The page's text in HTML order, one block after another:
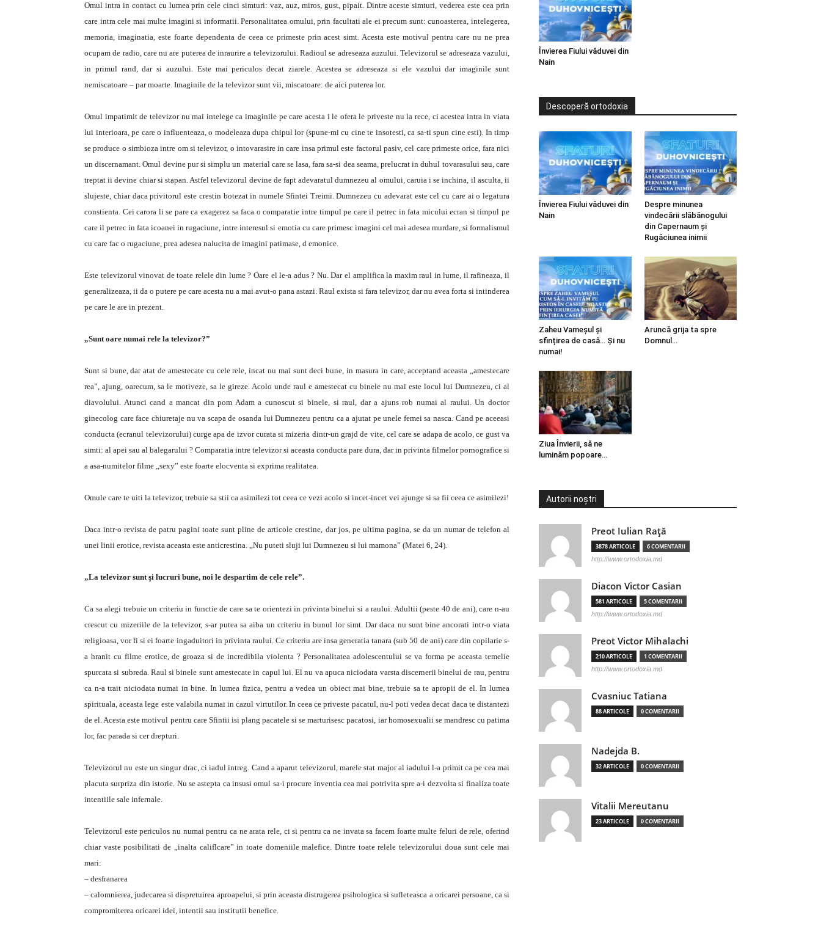
Omul intra in contact cu lumea prin cele cinci simturi: vaz, auz, miros, gust, pipait. Dintre aceste simturi, vederea este cea prin
care intra cele mai multe imagini si informatii. Personalitatea omului, prin facultati ale ei precum sunt: cunoasterea, intelegerea,
memoria, imaginatia, este foarte dependenta de ceea ce primeste prin acest simt. Acesta este motivul pentru care nu ne prea
ocupam de radio, care nu are puterea de inraurire a televizorului. Radioul se adreseaza auzului. Televizorul se adreseaza vazului,
in primul rand, dar si auzului. Este mai periculos decat ziarele. Acestea se adreseaza si ele vazului dar imaginile sunt
nemiscatoare – par moarte. Imaginile de la televizor sunt vii, miscatoare: de aici puterea lor.
Omul impatimit de televizor nu mai intelege ca imaginile pe care acesta i le ofera le priveste nu la rece, ci acestea intra in viata
lui interioara, pe care o influenteaza, o modeleaza dupa chipul lor (spune-mi cu cine te insotesti, ca sa-ti spun cine esti). In timp
se produce o simbioza intre om si televizor, o intovarasire in care insa primul este factorul pasiv, cel care primeste orice, fara nici
un discernamant. Omul devine pur si simplu un material care se lasa, fara sa-si dea seama, prelucrat in duhul tovarasului sau, care
treptat ii devine chiar si stapan. Astfel televizorul devine de fapt adevaratul dumnezeu al omului, caruia i se inchina, il asculta, ii
slujeste, chiar daca privitorul este crestin botezat in numele Sfintei Treimi. Dumnezeu cu adevarat este cel cu care ai o legatura
constienta. Cei carora li se pare ca exagerez sa faca o comparatie intre timpul pe care il petrec in fata micului ecran si timpul pe
care il petrec in fata icoanei in rugaciune, intre interesul si emotia cu care primesc imagini cel mai adesea murdare, si formalismul
cu care fac o rugaciune, prea adesea nalucita de imagini patimase, d emonice.
Este televizorul vinovat de toate relele din lume ? Oare el le-a adus ? Nu. Dar el amplifica la maxim raul in lume, il rafineaza, il
generalizeaza, ii da o putere pe care acesta nu a mai avut-o pana astazi. Raul exista si fara televizor, dar nu avea forta si intinderea
pe care le are in prezent.
„Sunt oare numai rele la televizor?”
Sunt si bune, dar atat de amestecate cu cele rele, incat nu mai sunt deci bune, in masura in care, acceptand aceasta „amestecare
rea”, ajung, oarecum, sa le motiveze, sa le gireze. Acolo unde raul e amestecat cu binele nu mai este locul lui Dumnezeu, ci al
diavolului. Atunci cand a mancat din pom Adam a cunoscut si binele, si raul, dar a ajuns rob numai al raului. Un doctor
ginecolog care face chiuretaje nu va scapa de osanda lui Dumnezeu pentru ca a ajutat pe unele femei sa nasca. Cand pe aceeasi
conducta (ecranul televizorului) curge apa de izvor curata si mizeria dintr-un grajd de vite, cel care se adapa de acolo, ce gust va
simti: al apei sau al balegarului ? Comparatia intre televizor si aceasta conducta pare dura, dar in privinta filmelor pornografice si
a asa-numitelor filme „sexy” este foarte elocventa si exprima realitatea.
Omule care te uiti la televizor, trebuie sa stii ca asimilezi tot ceea ce vezi acolo si incet-incet vei ajunge si sa fii ceea ce asimilezi!
Daca intr-o revista de patru pagini toate sunt pline de articole crestine, dar jos, pe ultima pagina, se da un numar de telefon al
unei linii erotice, revista aceasta este anticrestina. „Nu puteti sluji lui Dumnezeu si lui mamona” (Matei 6, 24).
„La televizor sunt şi lucruri bune, noi le despartim de cele rele”.
Ca sa alegi trebuie un criteriu in functie de care sa te orientezi in privinta binelui si a raului. Adultii (peste 40 de ani), care n-au
crescut cu mizeriile de la televizor, s-ar putea sa aiba un criteriu in bunul lor simt. Dar daca nu sunt bine ancorati intr-o viata
religioasa, vor fi si ei foarte ingaduitori in privinta raului. Ce criteriu are insa generatia tanara (sub 50 de ani) care din copilarie s-
a hranit cu filme erotice, de groaza si de incredibila violenta ? Personalitatea adolescentului se va forma pe aceasta temelie
spurcata si subreda. Raul si binele sunt amestecate in capul lui. El nu va apuca niciodata varsta discernerii binelui de rau, pentru
ca n-a trait niciodata numai in bine. In lumea fizica, pentru a vedea un obiect mai bine, trebuie sa te apropii de el. In lumea
spirituala, aceasta lege este valabila numai in cazul virtutilor. In ceea ce priveste pacatul, nu-l poti vedea decat daca te distantezi
de el. Acesta este motivul pentru care Sfintii isi plang pacatele si se marturisesc pacatosi, iar homosexualii se mandresc cu patima
lor, fac parada si cer drepturi.
Televizorul nu este un singur drac, ci iadul intreg. Cand a aparut televizorul, marele stat major al iadului l-a primit ca pe cea mai
placuta surpriza din istorie. Nu se astepta ca insusi omul sa-i procure inventia cea mai potrivita spre a-i dezvolta si finaliza toate
intentiile sale infernale.
Televizorul este periculos nu numai pentru ca ne arata rele, ci si pentru ca ne invata sa facem foarte multe feluri de rele, oferind
chiar vaste posibilitati de „inalta califlcare” in toate domeniile malefice. Dintre toate relele televizorului doua sunt cele mai
mari:
– desfranarea
– calomnierea, judecarea si dispretuirea aproapelui, si prin aceasta distrugerea psihologica si sufleteasca a oricarei persoane, ca si
compromiterea oricarei idei, intentii sau institutii benefice.
Învierea Fiului văduvei din
Nain
Descoperă ortodoxia
Învierea Fiului văduvei din
Nain
Despre minunea
vindecării slăbănogului
din Capernaum și
Rugăciunea inimii
Zaheu Vameșul și
sfințirea de casă… Și nu
numai!
Aruncă grija ta spre
Domnul…
Ziua Învierii, să ne
luminăm popoare…
Autorii noștri
Preot Iulian Raţă
3878 ARTICOLE 6 COMENTARII
http://www.ortodoxia.md
Diacon Victor Casian
581 ARTICOLE 5 COMENTARII
http://www.ortodoxia.md
Preot Victor Mihalachi
210 ARTICOLE 1 COMENTARII
http://www.ortodoxia.md
Cvasniuc Tatiana
88 ARTICOLE 0 COMENTARII
Nadejda B.
32 ARTICOLE 0 COMENTARII
Vitalii Mereutanu
23 ARTICOLE 0 COMENTARII